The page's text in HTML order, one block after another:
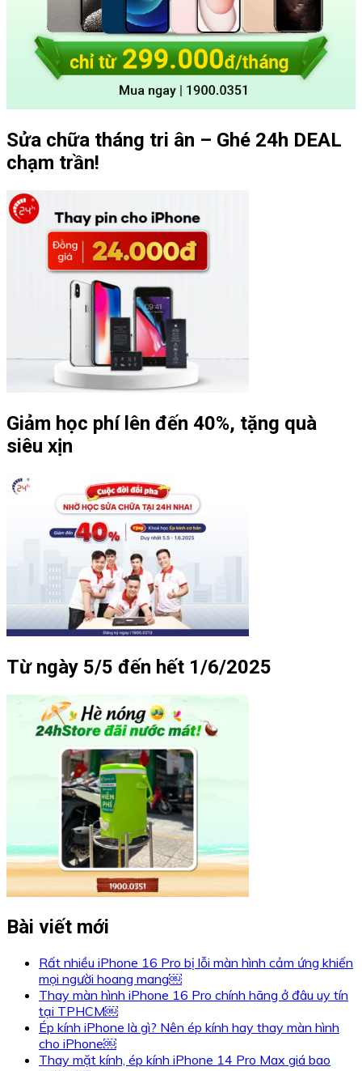
Sửa chữa tháng tri ân – Ghé 24h DEAL
chạm trần!
Giảm học phí lên đến 40%, tặng quà
siêu xịn
Từ ngày 5/5 đến hết 1/6/2025
Bài viết mới
Rất nhiều iPhone 16 Pro bị lỗi màn hình cảm ứng khiến
mọi người hoang mang￼
Thay màn hình iPhone 16 Pro chính hãng ở đâu uy tín
tại TPHCM￼
Ép kính iPhone là gì? Nên ép kính hay thay màn hình
cho iPhone￼
Thay mặt kính, ép kính iPhone 14 Pro Max giá bao